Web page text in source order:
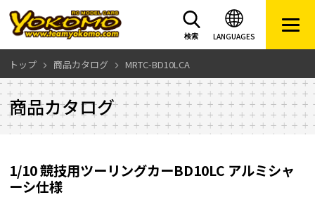
LANGUAGES
検索
トップ 商品カタログ MRTC-BD10LCA
商品カタログ
1/10 競技用ツーリングカーBD10LC アルミシャ
ーシ仕様